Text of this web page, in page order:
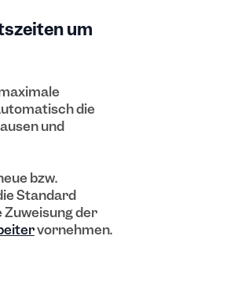
um
die
und
bzw.
Standard
der
vornehmen.